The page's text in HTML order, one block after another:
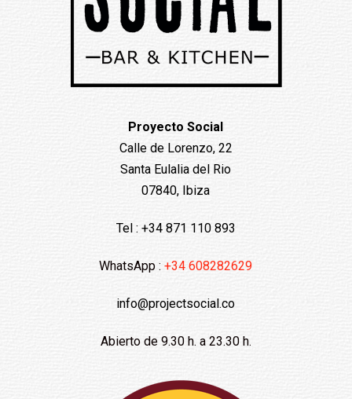
Proyecto Social
Calle de Lorenzo, 22
Santa Eulalia del Rio
07840, Ibiza
Tel : +34 871 110 893
WhatsApp :+34 608282629
info@projectsocial.co
Abierto de 9.30 h. a 23.30 h.